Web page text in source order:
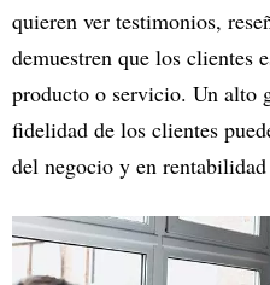
quieren ver testimonios,
demuestren que los clientes
producto o servicio. Un alto
fidelidad de los clientes
del negocio y en